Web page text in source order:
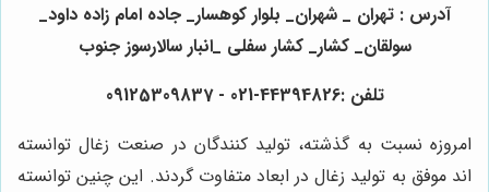
آدرس : تهران _ شهران_ بلوار کوهسار_ جاده امام زاده داود_
سولقان_ کشار_ کشار سفلی _انبار سالارسوز جنوب
تلفن :44394826-021 - 09125309837
امروزه نسبت به گذشته، تولید کنندگان در صنعت زغال توانسته
اند موفق به تولید زغال در ابعاد متفاوت گردند. این چنین توانسته